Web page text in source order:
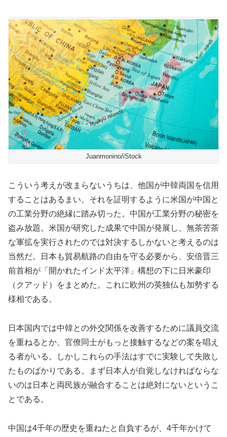
Juanmonino/iStock
こういう考えが改まらないうちは、他国が中韓両国を信用
することはあるまい。それを証明するように米国が中国と
の工業分野の絶縁に踏み切った。中国が工業分野の秘密を
盗み放題。米国が研究した成果で中国が発展し、無茶苦茶
な軍拡を実行されたのでは対決するしかないと考えるのは
当然だ。日本も貿易航路の自由を守る必要から、安倍晋三
前首相が「開かれたインド太平洋」構想の下に日米豪印
（クアッド）をまとめた。これに欧州の英独仏も加勢する
様相である。
日本国内では中韓との外交関係を改善するために議員交流
を重ねるとか、官僚同士がもっと接触するなどの案を唱え
る者がいる。しかしこれらの手法はすでに実験して失敗し
たものばかりである。まず日本人が自覚しなければならな
いのは日本と両民族が融合することは絶対にないというこ
とである。
中国は4千年の歴史を重ねたと自負するが、4千年かけて